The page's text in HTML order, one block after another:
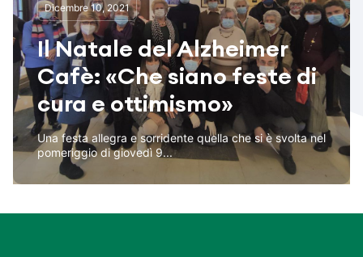
Dicembre 10, 2021
Il Natale del Alzheimer
Cafè: «Che siano feste di
cura e ottimismo»
Una festa allegra e sorridente quella che si è svolta nel
pomeriggio di giovedì 9...